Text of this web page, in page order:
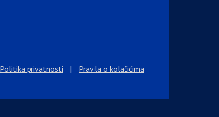
Politika privatnosti | Pravila o kolačićima